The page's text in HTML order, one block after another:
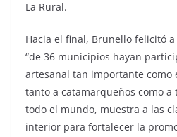
La Rural.
Hacia el final, Brunello felicitó
“de 36 municipios hayan
artesanal tan importante como
tanto a catamarqueños como
todo el mundo, muestra a las
interior para fortalecer la